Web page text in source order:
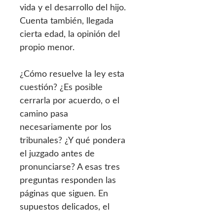
vida y el desarrollo del hijo.
Cuenta también, llegada
cierta edad, la opinión del
propio menor.
¿Cómo resuelve la ley esta
cuestión? ¿Es posible
cerrarla por acuerdo, o el
camino pasa
necesariamente por los
tribunales? ¿Y qué pondera
el juzgado antes de
pronunciarse? A esas tres
preguntas responden las
páginas que siguen. En
supuestos delicados, el